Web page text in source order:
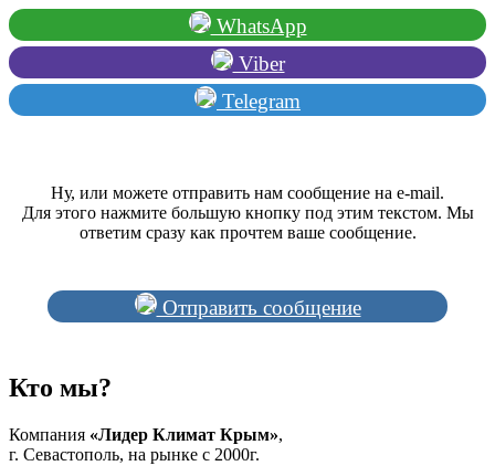
WhatsApp
Viber
Telegram
Ну, или можете отправить нам сообщение на e-mail.
Для этого нажмите большую кнопку под этим текстом. Мы
ответим сразу как прочтем ваше сообщение.
Отправить сообщение
Кто мы?
Компания «Лидер Климат Крым»,
г. Севастополь, на рынке с 2000г.